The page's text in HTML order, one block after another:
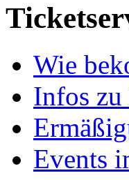
Wie
Infos
Events